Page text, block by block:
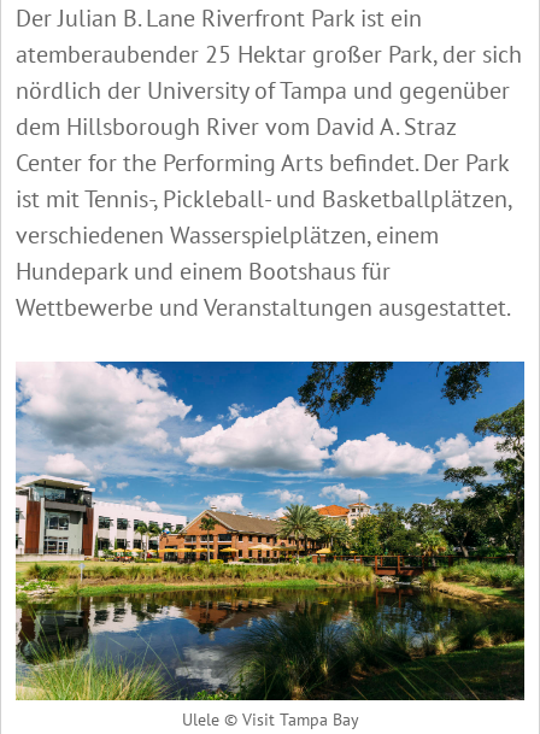
Der Julian B. Lane Riverfront Park ist ein
atemberaubender 25 Hektar großer Park, der sich
nördlich der University of Tampa und gegenüber
dem Hillsborough River vom David A. Straz
Center for the Performing Arts befindet. Der Park
ist mit Tennis-, Pickleball- und Basketballplätzen,
verschiedenen Wasserspielplätzen, einem
Hundepark und einem Bootshaus für
Wettbewerbe und Veranstaltungen ausgestattet.
Ulele © Visit Tampa Bay